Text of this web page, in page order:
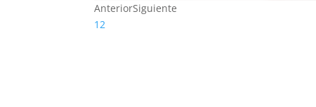
AnteriorSiguiente
1 2